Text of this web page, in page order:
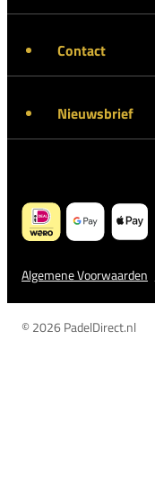
Contact
Nieuwsbrief
Algemene Voorwaarden
© 2026 PadelDirect.nl